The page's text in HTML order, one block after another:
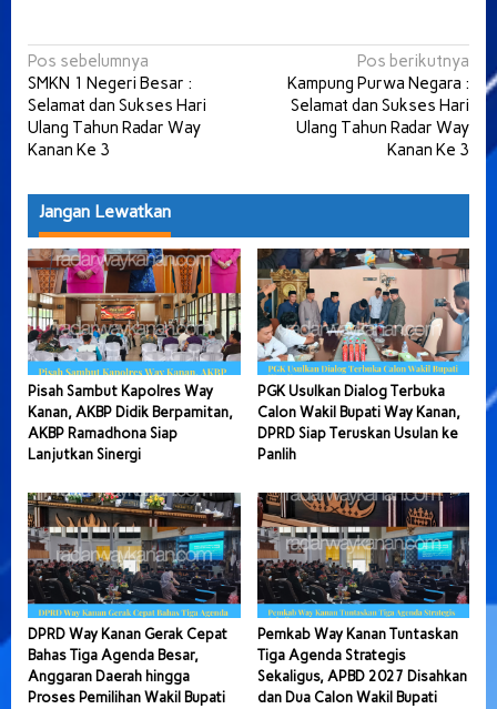
Navigasi
pos
Pos sebelumnya
SMKN 1 Negeri Besar :
Selamat dan Sukses Hari
Ulang Tahun Radar Way
Kanan Ke 3
Pos berikutnya
Kampung Purwa Negara :
Selamat dan Sukses Hari
Ulang Tahun Radar Way
Kanan Ke 3
Jangan Lewatkan
Pisah Sambut Kapolres Way
Kanan, AKBP Didik Berpamitan,
AKBP Ramadhona Siap
Lanjutkan Sinergi
PGK Usulkan Dialog Terbuka
Calon Wakil Bupati Way Kanan,
DPRD Siap Teruskan Usulan ke
Panlih
DPRD Way Kanan Gerak Cepat
Bahas Tiga Agenda Besar,
Anggaran Daerah hingga
Proses Pemilihan Wakil Bupati
Pemkab Way Kanan Tuntaskan
Tiga Agenda Strategis
Sekaligus, APBD 2027 Disahkan
dan Dua Calon Wakil Bupati